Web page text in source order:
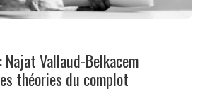
Najat Vallaud-Belkacem
théories du complot